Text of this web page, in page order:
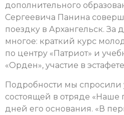
дополнительного
Сергеевича Панина
поездку в Архангельск. За
многое: краткий курс
по центру «Патриот» и
«Орден», участие в
Подробности мы спросили
состоящей в отряде «Наше
дней его основания. «В